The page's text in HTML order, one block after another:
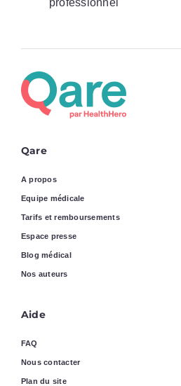
Qare
A propos
Equipe médicale
Tarifs et remboursements
Espace presse
Blog médical
Nos auteurs
Aide
FAQ
Nous contacter
Plan du site